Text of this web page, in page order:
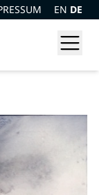
EN DE